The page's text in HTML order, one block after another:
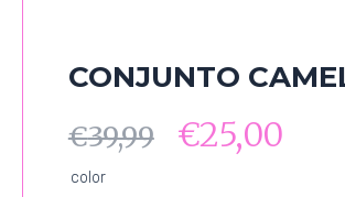
CONJUNTO
€39,99 €25,00
color
CONJUNTO